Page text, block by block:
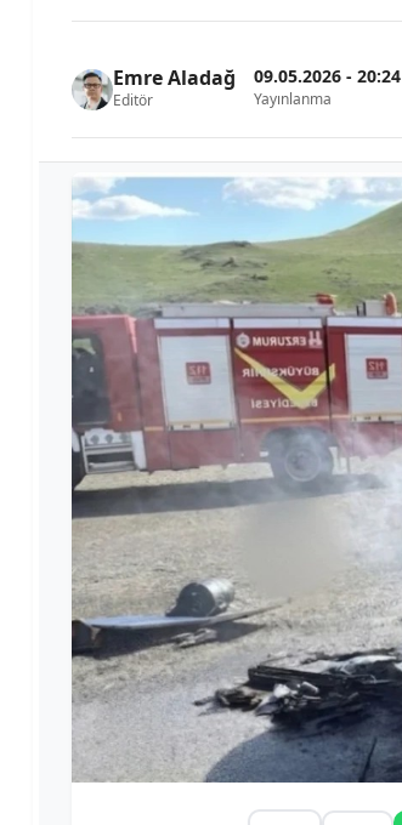
Emre Aladağ
Editör
09.05.2026 - 20:24
Yayınlanma